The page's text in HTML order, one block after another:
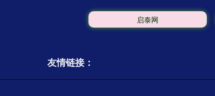
启泰网
友情链接：